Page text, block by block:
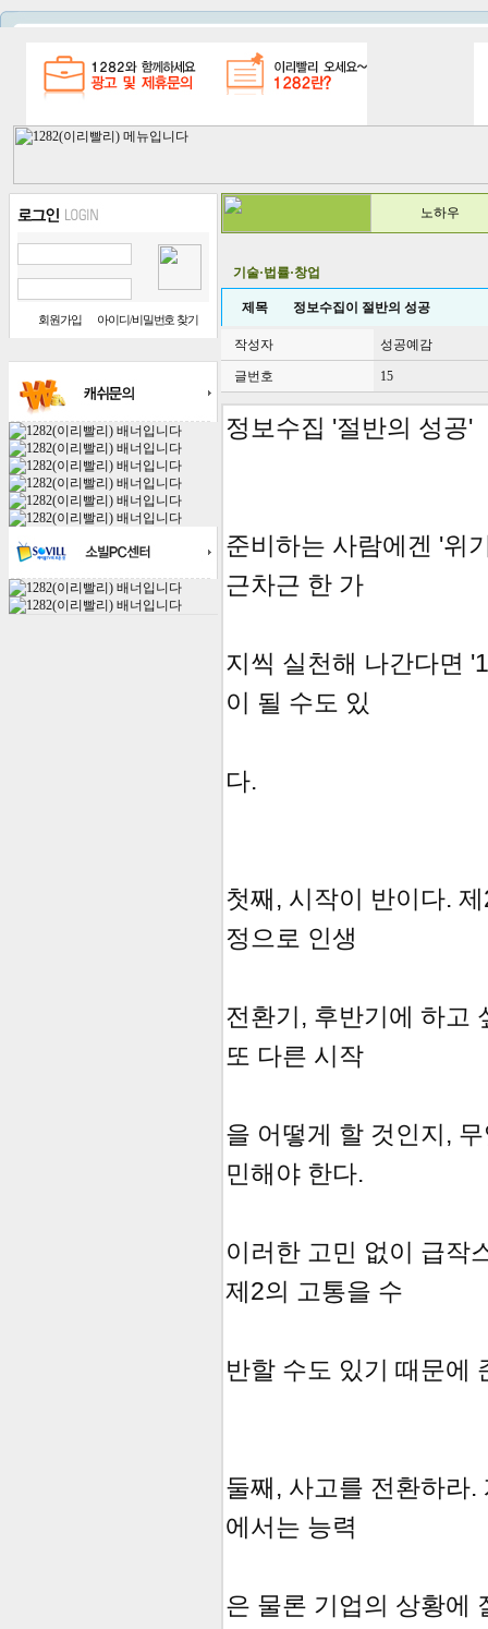
회원가입 아이디/비밀번호 찾기
노하우
기술·법률·창업
제목 정보수집이 절반의 성공
작성자 성공예감
글번호 15
정보수집 '절반의 성공'
준비하는 사람에겐 '위
근차근 한 가
지씩 실천해 나간다면
이 될 수도 있
다.
첫째, 시작이 반이다.
정으로 인생
전환기, 후반기에 하고
또 다른 시작
을 어떻게 할 것인지,
민해야 한다.
이러한 고민 없이 급작
제2의 고통을 수
반할 수도 있기 때문에
둘째, 사고를 전환하라
에서는 능력
은 물론 기업의 상황에